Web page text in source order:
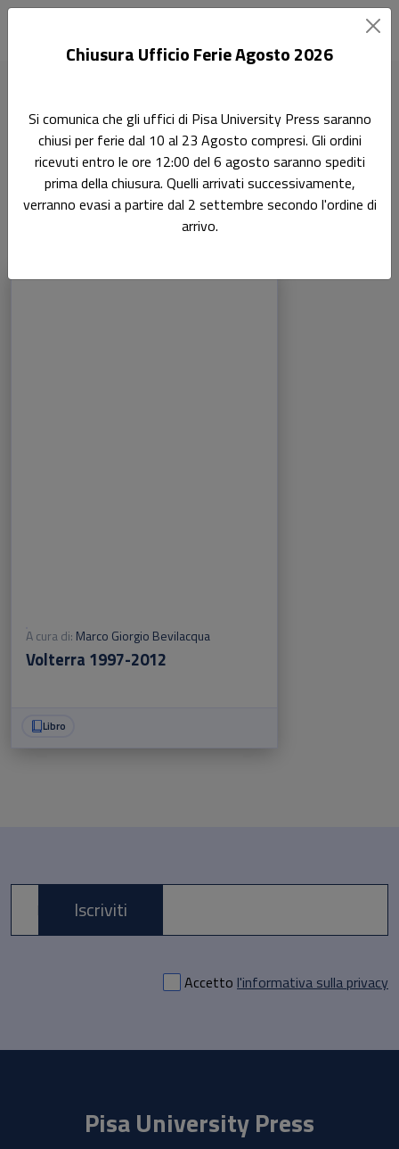
Scienze storiche, filosofiche, pedagogiche e psicologiche
Disegno 08/CEAR-10
RicercaDisegno 08/CEAR-10
A cura di: Marco Giorgio Bevilacqua
Volterra 1997-2012
Libro
E-mail *
Accetto l'informativa sulla privacy
Iscriviti
Pisa University Press
Chiusura Ufficio Ferie Agosto 2026
Si comunica che gli uffici di Pisa University Press saranno
chiusi per ferie dal 10 al 23 Agosto compresi. Gli ordini
ricevuti entro le ore 12:00 del 6 agosto saranno spediti
prima della chiusura. Quelli arrivati successivamente,
verranno evasi a partire dal 2 settembre secondo l'ordine di
arrivo.